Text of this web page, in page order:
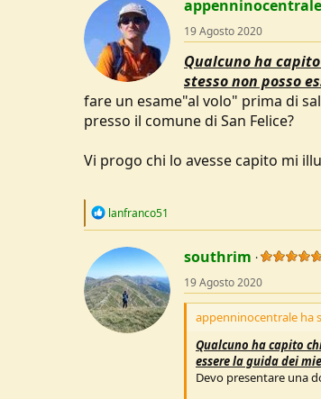
appenninocentrale
19 Agosto 2020
Qualcuno ha
stesso non posso
fare un esame"al volo" prima di
presso il comune di San Felice?
Vi progo chi lo avesse capito mi
R
c
t
i
o
n
s
lanfranco51
southrim
19 Agosto 2020
appenninocentrale ha
Qualcuno ha capito
essere la guida dei
Devo presentare una